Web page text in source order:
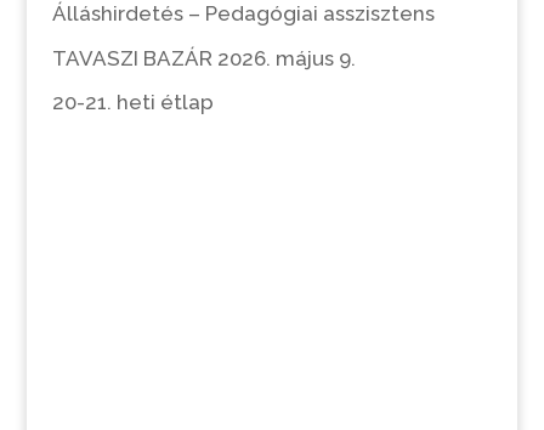
Álláshirdetés – Pedagógiai asszisztens
TAVASZI BAZÁR 2026. május 9.
20-21. heti étlap